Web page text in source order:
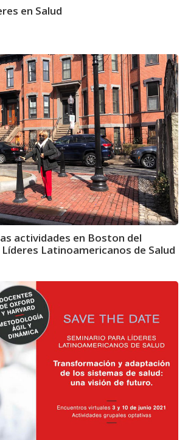
en Salud
actividades en Boston del
Latinoamericanos de Salud